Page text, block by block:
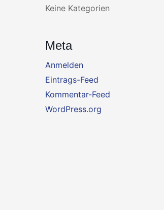
Keine Kategorien
Meta
Anmelden
Eintrags-Feed
Kommentar-Feed
WordPress.org